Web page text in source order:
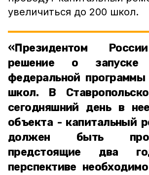
увеличиться до 200 школ.
«Президентом
решение о запуске
федеральной
школ. В
сегодняшний день в
объекта - капитальный
должен быть
предстоящие два
перспективе